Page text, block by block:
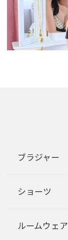
ブラジャー
ショーツ
ルームウェア